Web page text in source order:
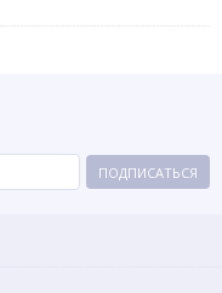
ПОДПИСАТЬСЯ